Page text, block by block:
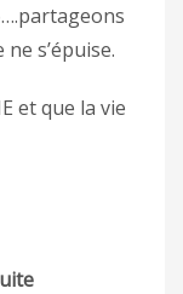
s’épuise.
et que la vie